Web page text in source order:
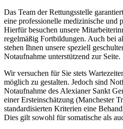
Das Team der Rettungsstelle
eine professionelle medizinische und
Hierfür besuchen unsere
regelmäßig Fortbildungen. Auch bei
stehen Ihnen unsere speziell
Notaufnahme unterstützend zur Seite.
Wir versuchen für Sie stets
möglich zu gestalten. Jedoch sind
Notaufnahme des Alexianer Sankt
einer Ersteinschätzung (Manchester
standardisierten Kriterien eine
Dies gilt sowohl für somatische als